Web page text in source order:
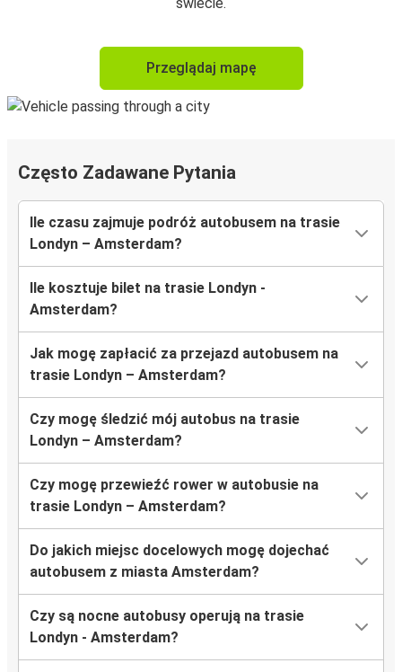
Przeglądaj mapę
Często Zadawane Pytania
Ile czasu zajmuje podróż autobusem na trasie
Londyn – Amsterdam?
Ile kosztuje bilet na trasie Londyn -
Amsterdam?
Jak mogę zapłacić za przejazd autobusem na
trasie Londyn – Amsterdam?
Czy mogę śledzić mój autobus na trasie
Londyn – Amsterdam?
Czy mogę przewieźć rower w autobusie na
trasie Londyn – Amsterdam?
Do jakich miejsc docelowych mogę dojechać
autobusem z miasta Amsterdam?
Czy są nocne autobusy operują na trasie
Londyn - Amsterdam?